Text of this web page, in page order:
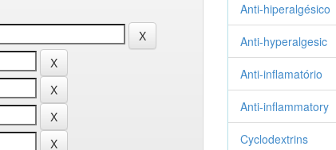
Anti-hiperalgésico
Anti-hyperalgesic
Anti-inflamatório
Anti-inflammatory
Cyclodextrins